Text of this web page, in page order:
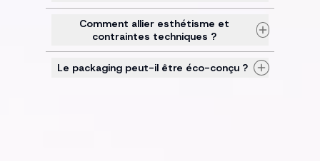
Comment allier esthétisme et
contraintes techniques ?
Le packaging peut-il être éco-conçu ?